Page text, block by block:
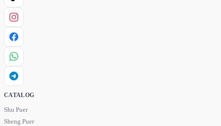
CATALOG
Shu Puer
Sheng Puer